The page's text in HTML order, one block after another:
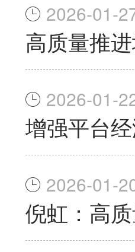
2026-01-
高质量推
2026-01-
增强平台
2026-01-
倪虹：高